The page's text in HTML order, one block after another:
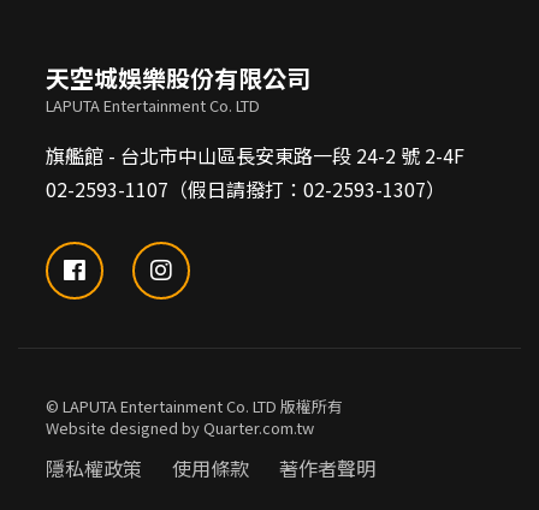
天空城娛樂股份有限公司
LAPUTA Entertainment Co. LTD
旗艦館 - 台北市中山區長安東路一段 24-2 號 2-4F
02-2593-1107（假日請撥打：02-2593-1307）
© LAPUTA Entertainment Co. LTD 版權所有
Website designed by Quarter.com.tw
隱私權政策 使用條款 著作者聲明